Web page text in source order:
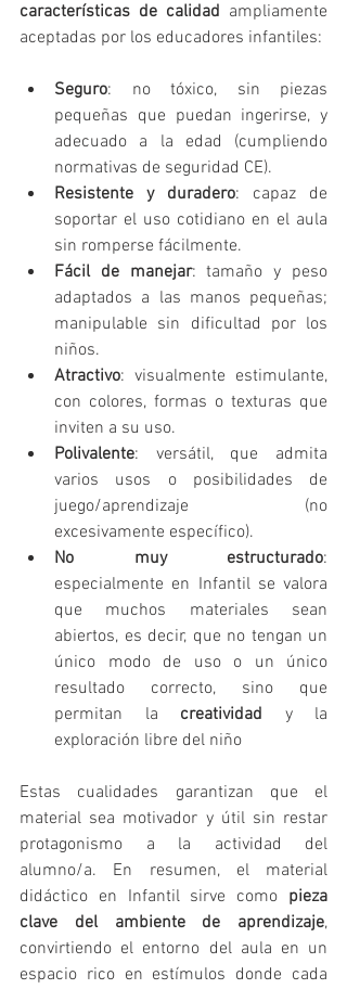
características de calidad ampliamente
aceptadas por los educadores infantiles:
Seguro: no tóxico, sin piezas
pequeñas que puedan ingerirse, y
adecuado a la edad (cumpliendo
normativas de seguridad CE).
Resistente y duradero: capaz de
soportar el uso cotidiano en el aula
sin romperse fácilmente.
Fácil de manejar: tamaño y peso
adaptados a las manos pequeñas;
manipulable sin dificultad por los
niños.
Atractivo: visualmente estimulante,
con colores, formas o texturas que
inviten a su uso.
Polivalente: versátil, que admita
varios usos o posibilidades de
juego/aprendizaje (no
excesivamente específico).
No muy estructurado:
especialmente en Infantil se valora
que muchos materiales sean
abiertos, es decir, que no tengan un
único modo de uso o un único
resultado correcto, sino que
permitan la creatividad y la
exploración libre del niño
Estas cualidades garantizan que el
material sea motivador y útil sin restar
protagonismo a la actividad del
alumno/a. En resumen, el material
didáctico en Infantil sirve como pieza
clave del ambiente de aprendizaje,
convirtiendo el entorno del aula en un
espacio rico en estímulos donde cada